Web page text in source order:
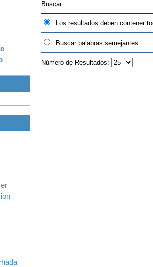
Buscar:
Los resultados deben contener
Buscar palabras semejantes
Número de Resultados: